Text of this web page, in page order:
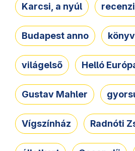
Karcsi, a nyúl
Budapest anno
világelső Helló
Gustav Mahler
Vígszínház Radnóti